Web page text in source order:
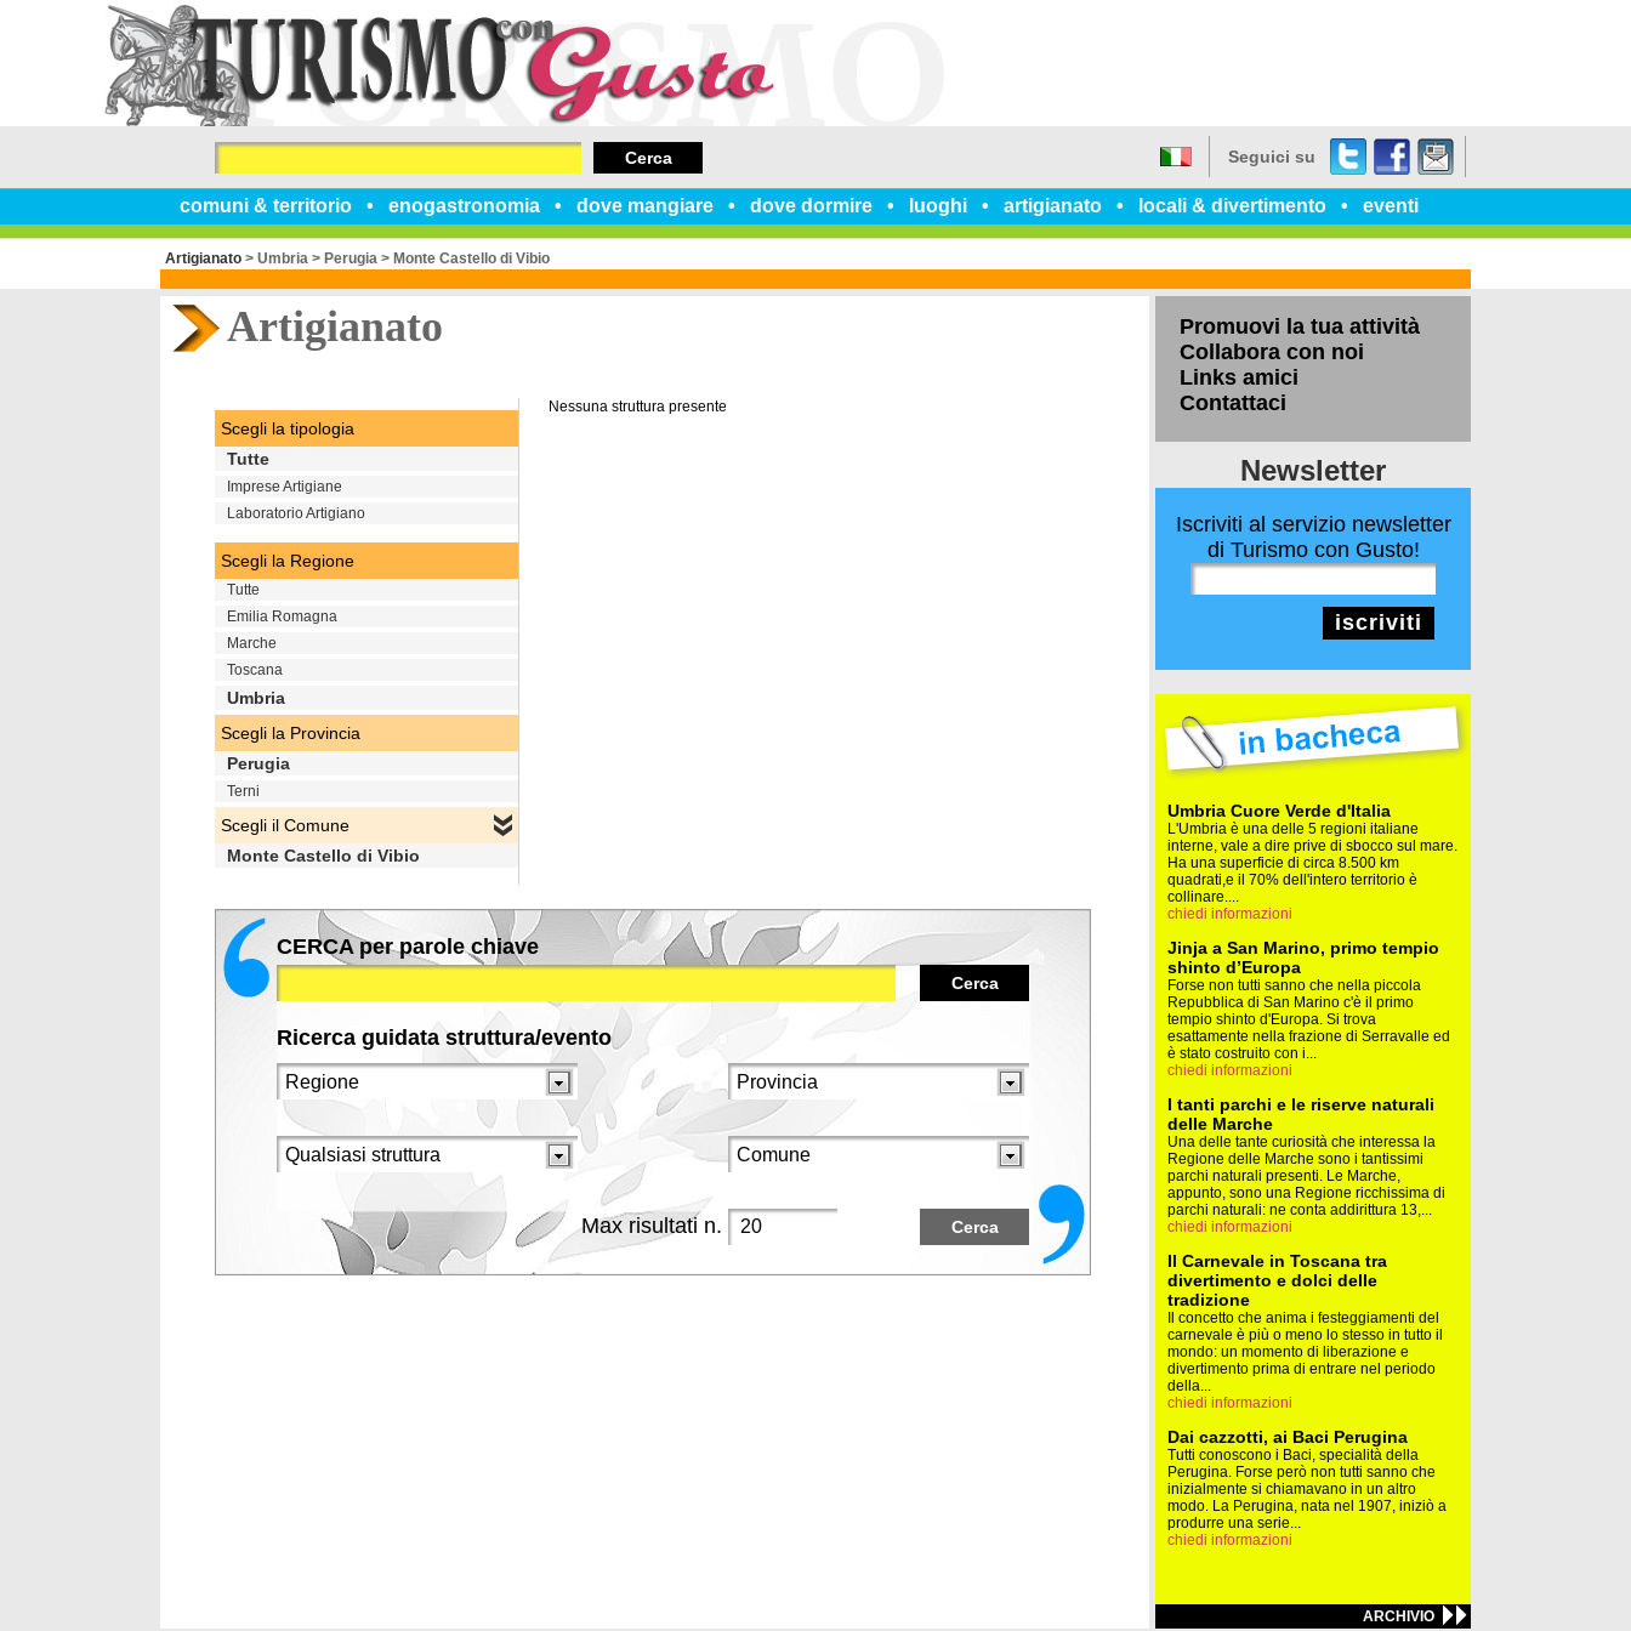
comuni & territorio enogastronomia dove mangiare dove dormire luoghi artigianato locali & divertimento eventi
Seguici su TwitterFacebook
un
Cerca
Artigianato > Umbria > Perugia > Monte Castello di Vibio
Artigianato
Nessuna struttura presente
Scegli la tipologia
Tutte
Imprese Artigiane
Laboratorio Artigiano
Scegli la Regione
Tutte
Emilia Romagna
Marche
Toscana
Umbria
Scegli la Provincia
Perugia
Terni
Scegli il Comune
Monte Castello di Vibio
CERCA per parole chiave
Cerca
Ricerca guidata struttura/evento
Max risultati n. Cerca
Promuovi la tua attività
Collabora con noi
Links amici
Contattaci
Newsletter
Iscriviti al servizio newsletter
di Turismo con Gusto!
iscriviti
Umbria Cuore Verde d'Italia
L'Umbria è una delle 5 regioni italiane
interne, vale a dire prive di sbocco sul mare.
Ha una superficie di circa 8.500 km
quadrati,e il 70% dell'intero territorio è
collinare....
chiedi informazioni
Jinja a San Marino, primo tempio
shinto d’Europa
Forse non tutti sanno che nella piccola
Repubblica di San Marino c'è il primo
tempio shinto d'Europa. Si trova
esattamente nella frazione di Serravalle ed
è stato costruito con i...
chiedi informazioni
I tanti parchi e le riserve naturali
delle Marche
Una delle tante curiosità che interessa la
Regione delle Marche sono i tantissimi
parchi naturali presenti. Le Marche,
appunto, sono una Regione ricchissima di
parchi naturali: ne conta addirittura 13,...
chiedi informazioni
Il Carnevale in Toscana tra
divertimento e dolci delle
tradizione
Il concetto che anima i festeggiamenti del
carnevale è più o meno lo stesso in tutto il
mondo: un momento di liberazione e
divertimento prima di entrare nel periodo
della...
chiedi informazioni
Dai cazzotti, ai Baci Perugina
Tutti conoscono i Baci, specialità della
Perugina. Forse però non tutti sanno che
inizialmente si chiamavano in un altro
modo. La Perugina, nata nel 1907, iniziò a
produrre una serie...
chiedi informazioni
ARCHIVIO